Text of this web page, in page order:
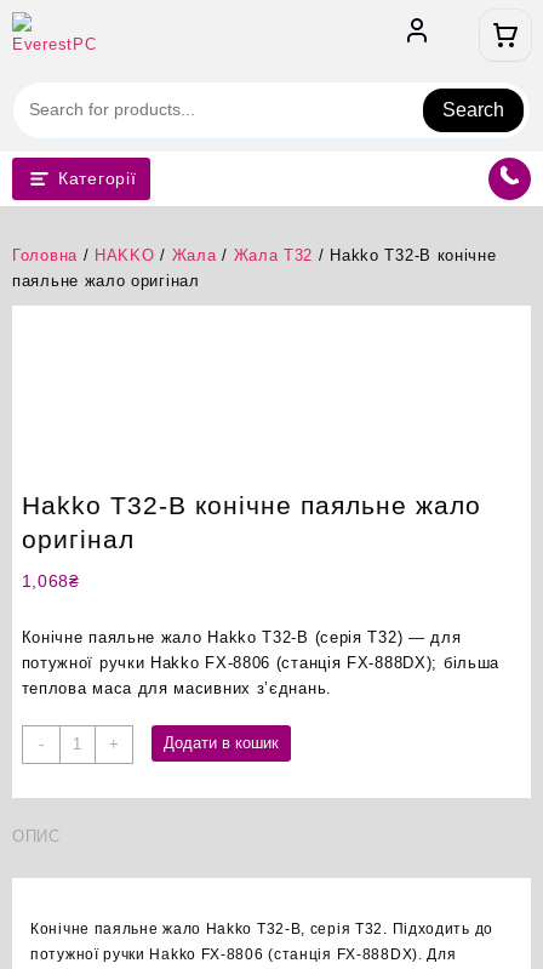
Перейти
до
Search
Категорії
Головна / HAKKO / Жала / Жала T32 / Hakko T32-B конічне
паяльне жало оригінал
Hakko T32-B конічне паяльне жало
оригінал
1,068₴
Конічне паяльне жало Hakko T32-B (серія T32) — для
потужної ручки Hakko FX-8806 (станція FX-888DX); більша
теплова маса для масивних з’єднань.
-
Hakko
T32-
паяльне
+ Додати в кошик
ОПИС
Конічне паяльне жало Hakko T32-B, серія T32. Підходить до
потужної ручки Hakko FX-8806 (станція FX-888DX). Для